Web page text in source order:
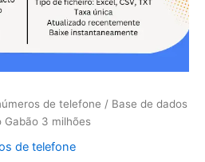
de telefone / Base de dados
3 milhões
de telefone